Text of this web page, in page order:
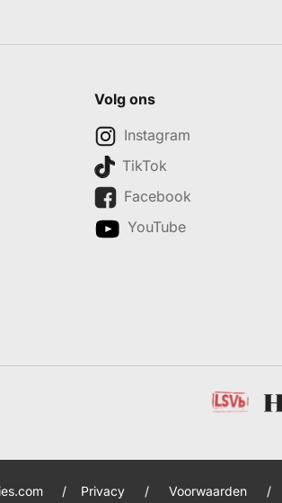
Volg ons
Instagram
TikTok
Facebook
YouTube
/ Privacy / Voorwaarden /